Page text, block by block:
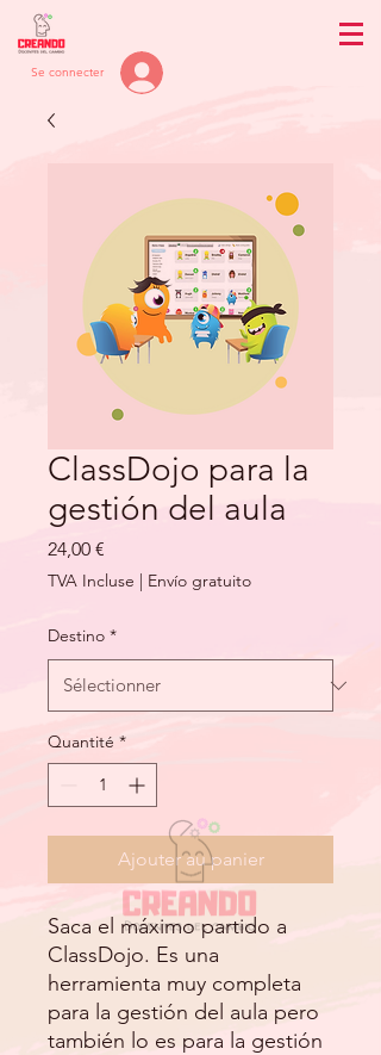
Se connecter
ClassDojo para la
gestión del aula
24,00 €
TVA Incluse | Envío gratuito
Destino *
Quantité *
Ajouter au panier
Saca el máximo partido a
ClassDojo. Es una
herramienta muy completa
para la gestión del aula pero
también lo es para la gestión